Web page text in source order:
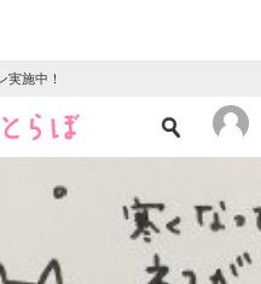
実施中！
ニュース